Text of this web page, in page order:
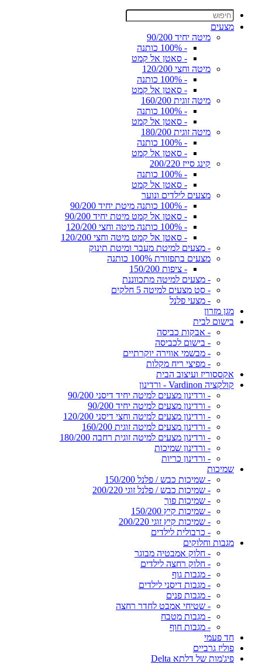
מצעים
מיטה יחיד 90/200
- 100% כותנה
- סאטן אל קמט
מיטה וחצי 120/200
- 100% כותנה
- סאטן אל קמט
מיטה זוגית 160/200
- 100% כותנה
- סאטן אל קמט
מיטה זוגית 180/200
- 100% כותנה
- סאטן אל קמט
קינג סייז 200/220
- 100% כותנה
- סאטן אל קמט
מצעים לילדים ונוער
- 100% כותנה מיטת יחיד 90/200
- סאטן אל קמט מיטת יחיד 90/200
- 100% כותנה מיטה וחצי 120/200
- סאטן אל קמט מיטה וחצי 120/200
- מצעים למיטת מעבר ומיטת תינוק
מצעים בתפזורת 100% כותנה
- ציפות 150/200
- מצעים למיטה מתכווננת
- סט מצעים למיטה 5 חלקים
- מצעי פלנל
מגן מזרון
בישום לבית
- אבקות כביסה
- בישום לכביסה
- מבשמי אווירה יוקרתיים
- מפיצי ריח מקלות
אקססוריז ועיצוב הבית
קולקציה Vardinon - ורדינון
- ורדינון מצעים למיטה יחיד דיסני 90/200
- ורדינון מצעים למיטה יחיד 90/200
- ורדינון מצעים למיטה וחצי דיסני 120/200
- ורדינון מצעים למיטה זוגית 160/200
- ורדינון מצעים למיטה זוגית רחבה 180/200
- ורדינון שמיכות
- ורדינון כריות
שמיכות
- שמיכות כבש / פלנל 150/200
- שמיכות כבש / פלנל זוגי 200/220
- שמיכות פוך
- שמיכות קיץ 150/200
- שמיכות קיץ זוגי 200/220
- כרבולית לילדים
מגבות וחלוקים
- חלוק אמבטיה מבוגר
- חלוק רחצה לילדים
- מגבות גוף
- מגבות דיסני לילדים
- מגבות פנים
- שטיחי אמבט לחדר רחצה
- מגבות מטבח
- מגבות חוף
חד פעמי
פוליז גרביים
פיג'מות של דלתא Delta